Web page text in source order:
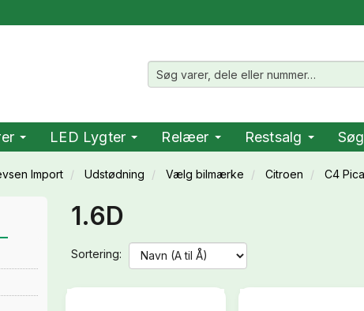
LED Lygter Relæer Restsalg
Import Udstødning Vælg bilmærke Citroen C4
1.6D
Sortering: